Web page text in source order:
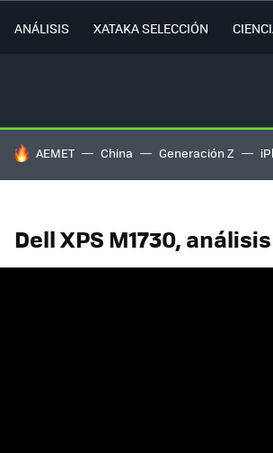
ANÁLISIS XATAKA SELECCIÓN
HOY SE HABLA DE
AEMET China Generación Z
Dell XPS M1730,